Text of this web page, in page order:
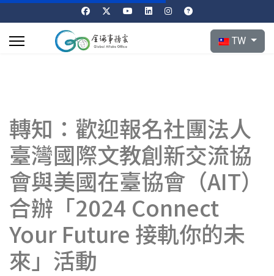
選擇你的語言
TW
轉知：歡迎報名社團法人
臺灣國際文教創新交流協
會與美國在臺協會（AIT）
合辦「2024 Connect
Your Future 接軌你的未
來」活動